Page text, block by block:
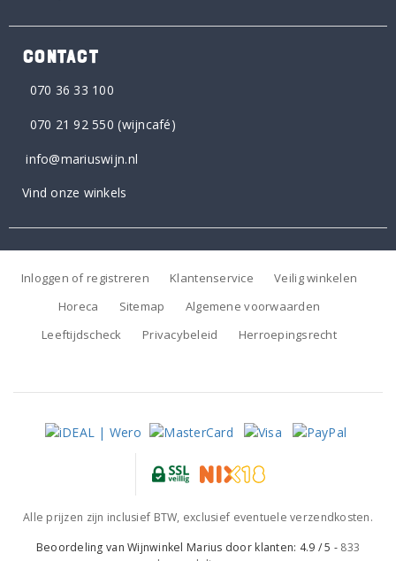
CONTACT
070 36 33 100
070 21 92 550 (wijncafé)
info@mariuswijn.nl
Vind onze winkels
Inloggen of registreren Klantenservice
Veilig winkelen
Horeca
Sitemap
Algemene voorwaarden
Leeftijdscheck
Privacybeleid Herroepingsrecht
Alle prijzen zijn inclusief BTW, exclusief eventuele verzendkosten.
Beoordeling vanWijnwinkel Marius door klanten: 4.9 /5 - 833